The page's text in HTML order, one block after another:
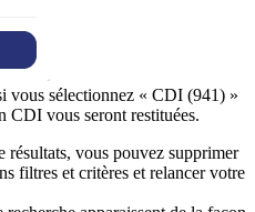
vous sélectionnez « CDI (941) »
CDI vous seront restituées.
résultats, vous pouvez supprimer
filtres et critères et relancer votre